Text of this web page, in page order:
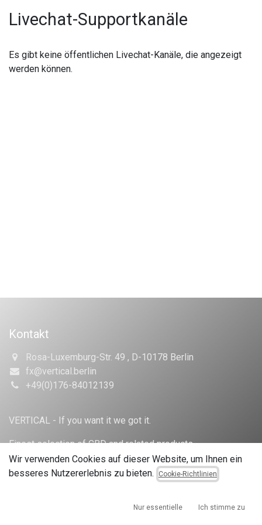
Livechat-Supportkanäle
Es gibt keine öffentlichen Livechat-Kanäle, die angezeigt
werden können.
Kontakt
Rosa-Luxemburg-Str. 49 , D-10178 Berlin
fx@vertical.berlin
+49(0)176-84012139
VERTICAL - If you want it we got it.
Finest selection of CBD and related products.
​Cookie-Richtlinien
AGB
Wir verwenden Cookies auf dieser Website, um Ihnen ein
besseres Nutzererlebnis zu bieten.
Cookie-Richtlinien
Nur essentielle Ich stimme zu